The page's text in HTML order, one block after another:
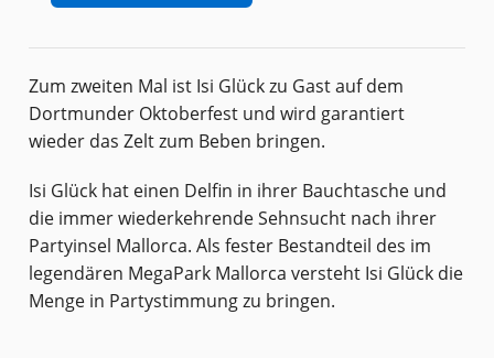
Zum zweiten Mal ist Isi Glück zu Gast auf dem
Dortmunder Oktoberfest und wird garantiert
wieder das Zelt zum Beben bringen.
Isi Glück hat einen Delfin in ihrer Bauchtasche und
die immer wiederkehrende Sehnsucht nach ihrer
Partyinsel Mallorca. Als fester Bestandteil des im
legendären MegaPark Mallorca versteht Isi Glück die
Menge in Partystimmung zu bringen.